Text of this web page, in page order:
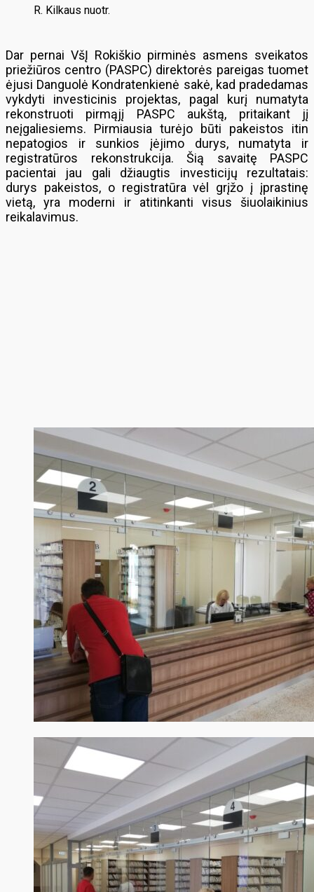
R. Kilkaus nuotr.
Dar pernai VšĮ Rokiškio pirminės asmens sveikatos
priežiūros centro (PASPC) direktorės pareigas tuomet
ėjusi Danguolė Kondratenkienė sakė, kad pradedamas
vykdyti investicinis projektas, pagal kurį numatyta
rekonstruoti pirmąjį PASPC aukštą, pritaikant jį
neįgaliesiems. Pirmiausia turėjo būti pakeistos itin
nepatogios ir sunkios įėjimo durys, numatyta ir
registratūros rekonstrukcija. Šią savaitę PASPC
pacientai jau gali džiaugtis investicijų rezultatais:
durys pakeistos, o registratūra vėl grįžo į įprastinę
vietą, yra moderni ir atitinkanti visus šiuolaikinius
reikalavimus.